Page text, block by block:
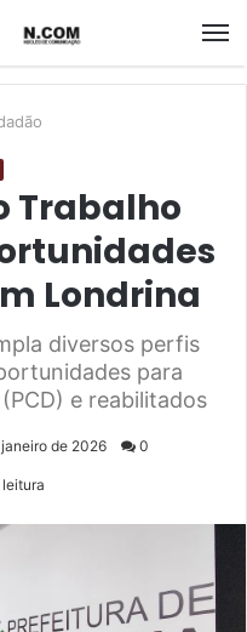
Trabalho
Londrina
diversos perfis
para
e reabilitados
de 2026 0